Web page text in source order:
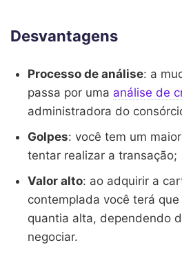
Desvantagens
Processo de análise: a
passa por uma análise de
administradora do
Golpes: você tem um
tentar realizar a transação;
Valor alto: ao adquirir a
contemplada você terá
quantia alta, dependendo
negociar.